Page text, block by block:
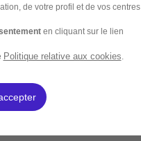
de votre profil et de vos centres
en cliquant sur le lien
Politique relative aux cookies